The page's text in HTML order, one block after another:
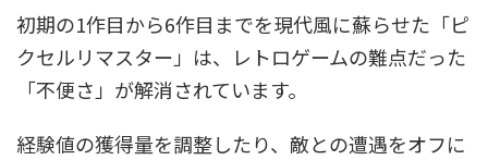
初期の1作目から6作目までを現代風に蘇らせた「ピ
クセルリマスター」は、レトロゲームの難点だった
「不便さ」が解消されています。
経験値の獲得量を調整したり、敵との遭遇をオフに